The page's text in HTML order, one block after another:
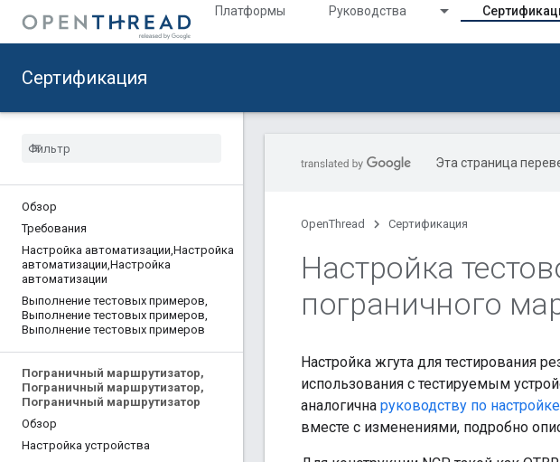
Платформы Руководства
Сертификация
Обзор
Требования
Настройка автоматизации,Настройка
автоматизации,Настройка
автоматизации
Выполнение тестовых примеров,
Выполнение тестовых примеров,
Выполнение тестовых примеров
Пограничный маршрутизатор,
Пограничный маршрутизатор,
Пограничный маршрутизатор
Обзор
Настройка устройства
Эта страница
OpenThread Сертификация
Настройка
пограничного
Настройка жгута для тестирования
использования с тестируемым
аналогична руководству по
вместе с изменениями, подробно